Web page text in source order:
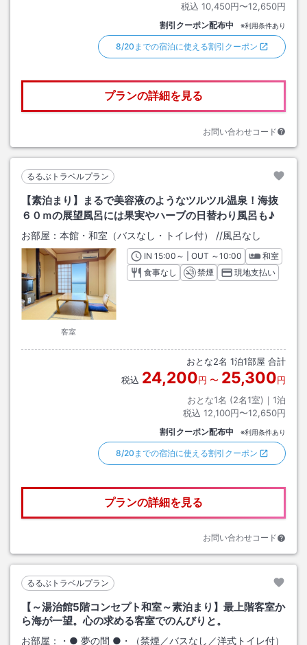
税込 10,450円〜12,650円
割引クーポン配布中 ※利用条件あり
8/20までの宿泊に使える割引クーポン
プランの詳細を見る
お問い合わせコード
るるぶトラベルプラン
【素泊まり】まるで美容液のようなツルツル温泉！海抜
６０ｍの展望風呂には果実やハーブの日替わり風呂も♪
お部屋： 本館・和室（バスなし・トイレ付） //風呂なし
客室
INチェックイン
15:00 ～ | OUT チェックアウト
～10:00
和室
食事なし
禁煙 現地支払い
おとな2名 1泊1部屋 合計
税込 24,200円 〜 25,300円
おとな1名 (2名1室)｜ 1泊
税込 12,100円〜12,650円
割引クーポン配布中 ※利用条件あり
8/20までの宿泊に使える割引クーポン
プランの詳細を見る
お問い合わせコード
るるぶトラベルプラン
【～湯治館5階コンセプト和室～素泊まり】最上階客室か
ら海が一望。心の求める客室でのんびりと。
お部屋： ・● 夢の間 ●・（禁煙／バスなし／洋式トイレ付）